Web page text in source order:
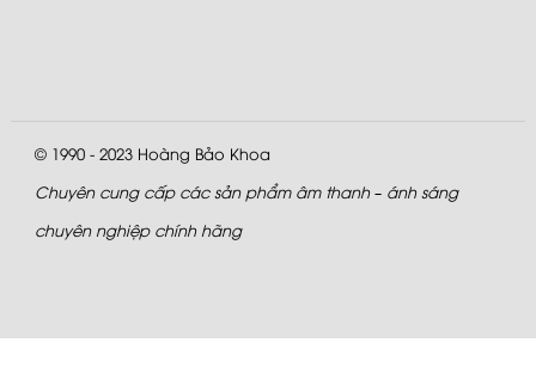
© 1990 - 2023 Hoàng Bảo Khoa
Chuyên cung cấp các sản phẩm âm thanh – ánh sáng
chuyên nghiệp chính hãng